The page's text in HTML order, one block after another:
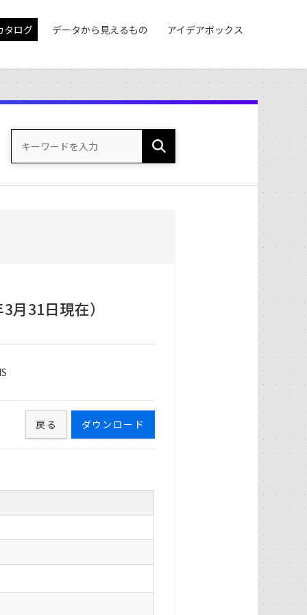
タログ データから見えるもの アイデアボックス
月31日現在）
ダウンロード
戻る